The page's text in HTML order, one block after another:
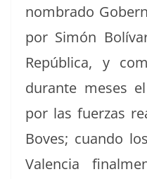
nom­bra­do
por Simón
Repúbli­ca, y
durante meses
por las fuerzas
Boves; cuan­do
Valen­cia